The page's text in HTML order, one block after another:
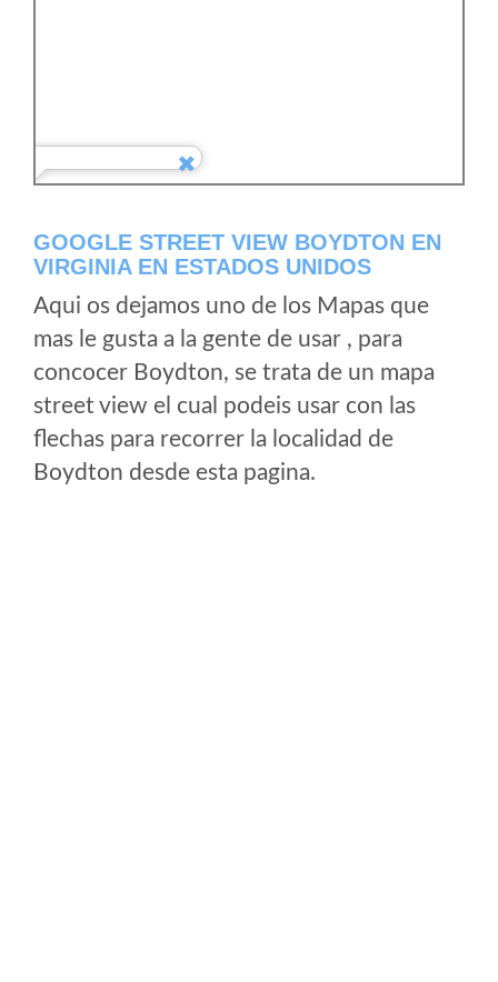
GOOGLE STREET VIEW BOYDTON EN
VIRGINIA EN ESTADOS UNIDOS
Aqui os dejamos uno de los Mapas que
mas le gusta a la gente de usar , para
concocer Boydton, se trata de un mapa
street view el cual podeis usar con las
flechas para recorrer la localidad de
Boydton desde esta pagina.